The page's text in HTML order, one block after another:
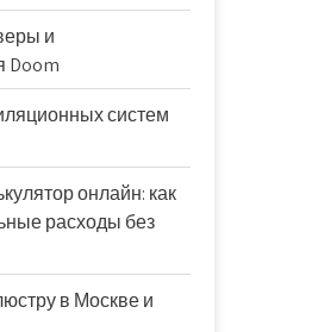
и
Doom
систем
онлайн: как
расходы без
в Москве и